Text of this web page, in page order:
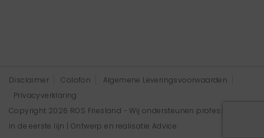
Disclaimer Colofon
Algemene Leveringsvoorwaarden
Privacyverklaring
Copyright 2026 ROS Friesland - Wij ondersteunen professionals
in de eerste lijn | Ontwerp en realisatie Advice